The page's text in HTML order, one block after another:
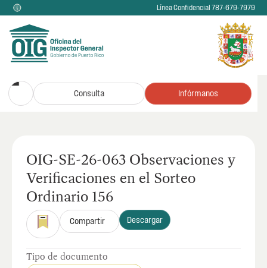
Línea Confidencial 787-679-7979
Consulta Infórmanos
OIG-SE-26-063 Observaciones y
Verificaciones en el Sorteo
Ordinario 156
Compartir Descargar
Tipo de documento